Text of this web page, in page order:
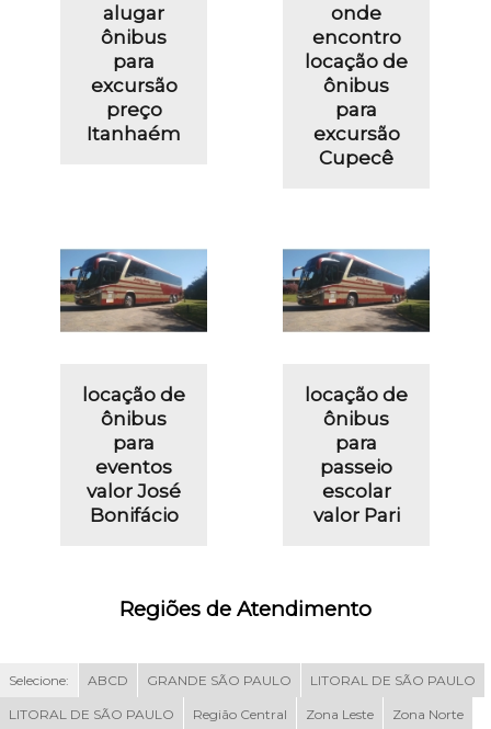
alugar
ônibus
para
excursão
preço
Itanhaém
onde
encontro
locação de
ônibus
para
excursão
Cupecê
locação de
ônibus
para
eventos
valor José
Bonifácio
locação de
ônibus
para
passeio
escolar
valor Pari
Regiões de Atendimento
Selecione: ABCD GRANDE SÃO PAULO LITORAL DE SÃO PAULO
LITORAL DE SÃO PAULO Região Central Zona Leste Zona Norte